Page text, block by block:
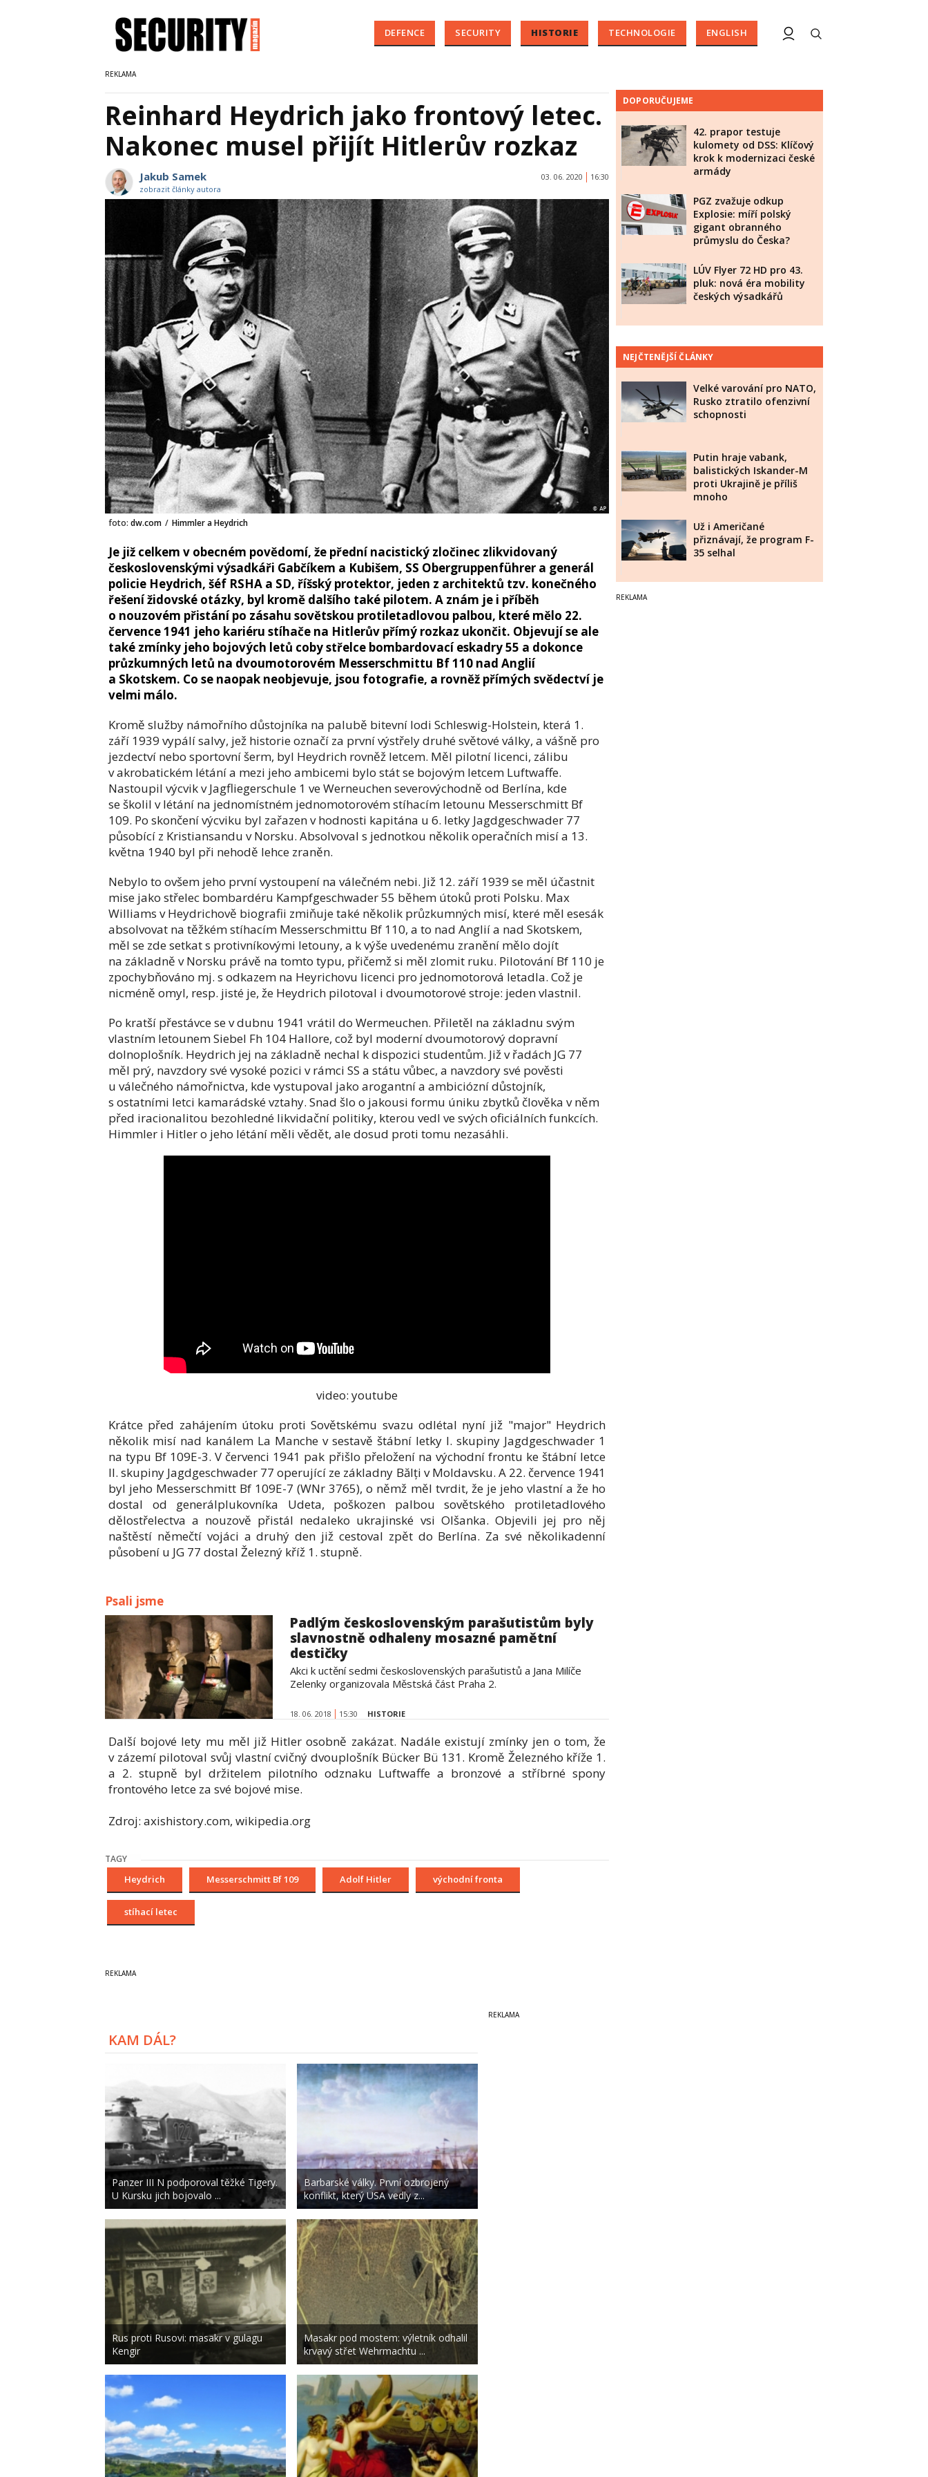
DEFENCE SECURITY HISTORIE TECHNOLOGIE ENGLISH
Reinhard Heydrich jako frontový letec.
Nakonec musel přijít Hitlerův rozkaz
Jakub Samek
zobrazit články autora
03. 06. 2020 16:30
foto: dw.com / Himmler a Heydrich
Je již celkem v obecném povědomí, že přední nacistický zločinec zlikvidovaný
československými výsadkáři Gabčíkem a Kubišem, SS Obergruppenführer a generál
policie Heydrich, šéf RSHA a SD, říšský protektor, jeden z architektů tzv. konečného
řešení židovské otázky, byl kromě dalšího také pilotem. A znám je i příběh
o nouzovém přistání po zásahu sovětskou protiletadlovou palbou, které mělo 22.
července 1941 jeho kariéru stíhače na Hitlerův přímý rozkaz ukončit. Objevují se ale
také zmínky jeho bojových letů coby střelce bombardovací eskadry 55 a dokonce
průzkumných letů na dvoumotorovém Messerschmittu Bf 110 nad Anglií
a Skotskem. Co se naopak neobjevuje, jsou fotografie, a rovněž přímých svědectví je
velmi málo.
Kromě služby námořního důstojníka na palubě bitevní lodi Schleswig-Holstein, která 1.
září 1939 vypálí salvy, jež historie označí za první výstřely druhé světové války, a vášně pro
jezdectví nebo sportovní šerm, byl Heydrich rovněž letcem. Měl pilotní licenci, zálibu
v akrobatickém létání a mezi jeho ambicemi bylo stát se bojovým letcem Luftwaffe.
Nastoupil výcvik v Jagfliegerschule 1 ve Werneuchen severovýchodně od Berlína, kde
se školil v létání na jednomístném jednomotorovém stíhacím letounu Messerschmitt Bf
109. Po skončení výcviku byl zařazen v hodnosti kapitána u 6. letky Jagdgeschwader 77
působící z Kristiansandu v Norsku. Absolvoval s jednotkou několik operačních misí a 13.
května 1940 byl při nehodě lehce zraněn.
Nebylo to ovšem jeho první vystoupení na válečném nebi. Již 12. září 1939 se měl účastnit
mise jako střelec bombardéru Kampfgeschwader 55 během útoků proti Polsku. Max
Williams v Heydrichově biografii zmiňuje také několik průzkumných misí, které měl esesák
absolvovat na těžkém stíhacím Messerschmittu Bf 110, a to nad Anglií a nad Skotskem,
měl se zde setkat s protivníkovými letouny, a k výše uvedenému zranění mělo dojít
na základně v Norsku právě na tomto typu, přičemž si měl zlomit ruku. Pilotování Bf 110 je
zpochybňováno mj. s odkazem na Heyrichovu licenci pro jednomotorová letadla. Což je
nicméně omyl, resp. jisté je, že Heydrich pilotoval i dvoumotorové stroje: jeden vlastnil.
Po kratší přestávce se v dubnu 1941 vrátil do Wermeuchen. Přiletěl na základnu svým
vlastním letounem Siebel Fh 104 Hallore, což byl moderní dvoumotorový dopravní
dolnoplošník. Heydrich jej na základně nechal k dispozici studentům. Již v řadách JG 77
měl prý, navzdory své vysoké pozici v rámci SS a státu vůbec, a navzdory své pověsti
u válečného námořnictva, kde vystupoval jako arogantní a ambiciózní důstojník,
s ostatními letci kamarádské vztahy. Snad šlo o jakousi formu úniku zbytků člověka v něm
před iracionalitou bezohledné likvidační politiky, kterou vedl ve svých oficiálních funkcích.
Himmler i Hitler o jeho létání měli vědět, ale dosud proti tomu nezasáhli.
video: youtube
Krátce před zahájením útoku proti Sovětskému svazu odlétal nyní již "major" Heydrich
několik misí nad kanálem La Manche v sestavě štábní letky I. skupiny Jagdgeschwader 1
na typu Bf 109E-3. V červenci 1941 pak přišlo přeložení na východní frontu ke štábní letce
II. skupiny Jagdgeschwader 77 operující ze základny Bălți v Moldavsku. A 22. července 1941
byl jeho Messerschmitt Bf 109E-7 (WNr 3765), o němž měl tvrdit, že je jeho vlastní a že ho
dostal od generálplukovníka Udeta, poškozen palbou sovětského protiletadlového
dělostřelectva a nouzově přistál nedaleko ukrajinské vsi Olšanka. Objevili jej pro něj
naštěstí němečtí vojáci a druhý den již cestoval zpět do Berlína. Za své několikadenní
působení u JG 77 dostal Železný kříž 1. stupně.
Psali jsme
Padlým československým parašutistům byly
slavnostně odhaleny mosazné pamětní
destičky
Akci k uctění sedmi československých parašutistů a Jana Milíče
Zelenky organizovala Městská část Praha 2.
18. 06. 2018 15:30 HISTORIE
Další bojové lety mu měl již Hitler osobně zakázat. Nadále existují zmínky jen o tom, že
v zázemí pilotoval svůj vlastní cvičný dvouplošník Bücker Bü 131. Kromě Železného kříže 1.
a 2. stupně byl držitelem pilotního odznaku Luftwaffe a bronzové a stříbrné spony
frontového letce za své bojové mise.
Zdroj: axishistory.com, wikipedia.org
TAGY
Heydrich Messerschmitt Bf 109 Adolf Hitler východní fronta
stíhací letec
DOPORUČUJEME
42. prapor testuje
kulomety od DSS: Klíčový
krok k modernizaci české
armády
PGZ zvažuje odkup
Explosie: míří polský
gigant obranného
průmyslu do Česka?
LÚV Flyer 72 HD pro 43.
pluk: nová éra mobility
českých výsadkářů
NEJČTENĚJŠÍ ČLÁNKY
Velké varování pro NATO,
Rusko ztratilo ofenzivní
schopnosti
Putin hraje vabank,
balistických Iskander-M
proti Ukrajině je příliš
mnoho
Už i Američané
přiznávají, že program F-
35 selhal
KAM DÁL?
Panzer III N podporoval těžké Tigery.
U Kursku jich bojovalo ...
Rus proti Rusovi: masakr v gulagu
Kengir
Barbarské války. První ozbrojený
konflikt, který USA vedly z...
Masakr pod mostem: výletník odhalil
krvavý střet Wehrmachtu ...